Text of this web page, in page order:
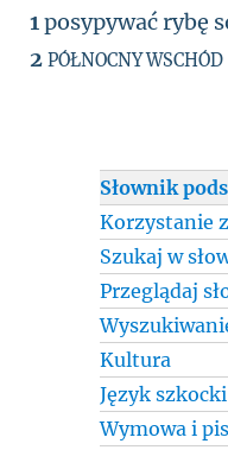
1posypywać rybę
2 PÓŁNOCNY WSCHÓD
Słownik
Korzystanie
Szukaj w
Przeglądaj
Kultura
Język szkocki
Wymowa i